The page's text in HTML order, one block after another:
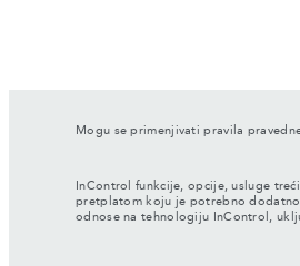
Mogu se primenjivati pravila
InControl funkcije, opcije, usluge
pretplatom koju je potrebno dodatno
odnose na tehnologiju InControl,